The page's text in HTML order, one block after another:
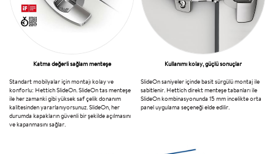
Katma değerli sağlam menteşe
Standart mobilyalar için montajı kolay ve
konforlu: Hettich SlideOn. SlideOn tas menteşe
ile her zamanki gibi yüksek saf çelik donanım
kalitesinden yararlanıyorsunuz. SlideOn, her
durumda kapakların güvenli bir şekilde açılmasını
ve kapanmasını sağlar.
Kullanımı kolay, güçlü sonuçlar
SlideOn saniyeler içinde basit sürgülü montaj ile
sabitlenir. Hettich direkt menteşe tabanları ile
SlideOn kombinasyonunda 15 mm incelikte orta
panel uygulama seçeneği elde edilir.